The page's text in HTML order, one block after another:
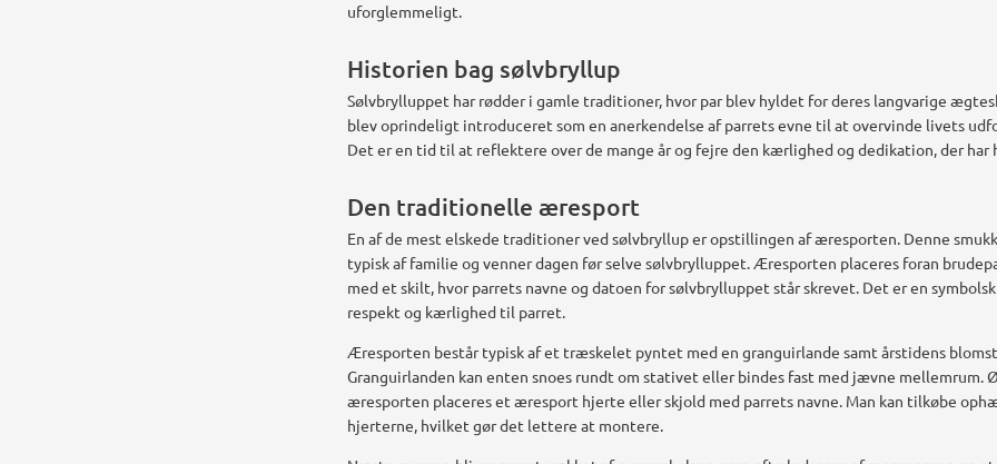
uforglemmeligt.
Historien bag sølvbryllup
Sølvbrylluppet har rødder i gamle traditioner, hvor par blev hyldet for deres langvarige
blev oprindeligt introduceret som en anerkendelse af parrets evne til at overvinde livets
Det er en tid til at reflektere over de mange år og fejre den kærlighed og dedikation, der har
Den traditionelle æresport
En af de mest elskede traditioner ved sølvbryllup er opstillingen af æresporten. Denne
typisk af familie og venner dagen før selve sølvbrylluppet. Æresporten placeres foran
med et skilt, hvor parrets navne og datoen for sølvbrylluppet står skrevet. Det er en
respekt og kærlighed til parret.
Æresporten består typisk af et træskelet pyntet med en granguirlande samt årstidens
Granguirlanden kan enten snoes rundt om stativet eller bindes fast med jævne mellemrum.
æresporten placeres et æresport hjerte eller skjold med parrets navne. Man kan tilkøbe
hjerterne, hvilket gør det lettere at montere.